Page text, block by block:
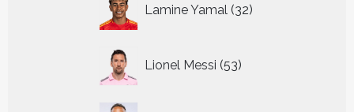
Lamine Yamal 32
producten
Lionel Messi 53
producten